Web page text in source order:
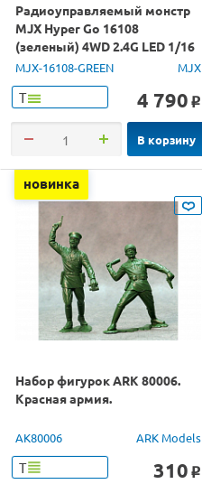
Радиоуправляемый монстр
MJX Hyper Go 16108
(зеленый) 4WD 2.4G LED 1/16
RTR
MJX-16108-GREEN MJX
Т 4 790 o
В корзину
новинка
Набор фигурок ARK 80006.
Красная армия.
AK80006 ARK Models
Т 310 o